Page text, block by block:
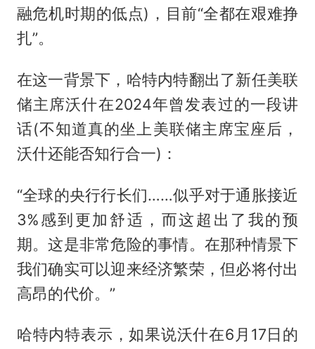
融危机时期的低点)，目前“全都在艰难挣
扎”。
在这一背景下，哈特内特翻出了新任美联
储主席沃什在2024年曾发表过的一段讲
话(不知道真的坐上美联储主席宝座后，
沃什还能否知行合一)：
“全球的央行行长们……似乎对于通胀接近
3%感到更加舒适，而这超出了我的预
期。这是非常危险的事情。在那种情景下
我们确实可以迎来经济繁荣，但必将付出
高昂的代价。”
哈特内特表示，如果说沃什在6月17日的